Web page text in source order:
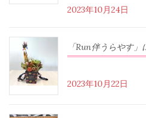
2023年10月24日
「Run伴うらやす
2023年10月22日